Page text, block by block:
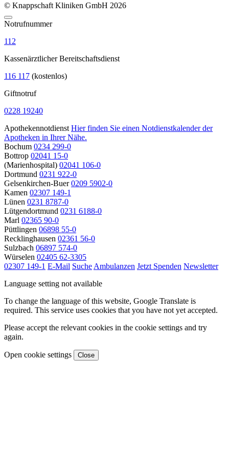
© Knappschaft Kliniken GmbH 2026
Notrufnummer
112
Kassenärztlicher Bereitschaftsdienst
116 117 (kostenlos)
Giftnotruf
0228 19240
Apothekennotdienst Hier finden Sie einen Notdienstkalender der
Apotheken in Ihrer Nähe.
Bochum 0234 299-0
Bottrop 02041 15-0
(Marienhospital) 02041 106-0
Dortmund 0231 922-0
Gelsenkirchen-Buer 0209 5902-0
Kamen 02307 149-1
Lünen 0231 8787-0
Lütgendortmund 0231 6188-0
Marl 02365 90-0
Püttlingen 06898 55-0
Recklinghausen 02361 56-0
Sulzbach 06897 574-0
Würselen 02405 62-3305
02307 149-1 E-Mail Suche Ambulanzen Jetzt Spenden Newsletter
Language setting not available
To change the language of this website, Google Translate is
required. This service uses cookies that you have not yet accepted.
Please accept the relevant cookies in the cookie settings and try
again.
Open cookie settings Close